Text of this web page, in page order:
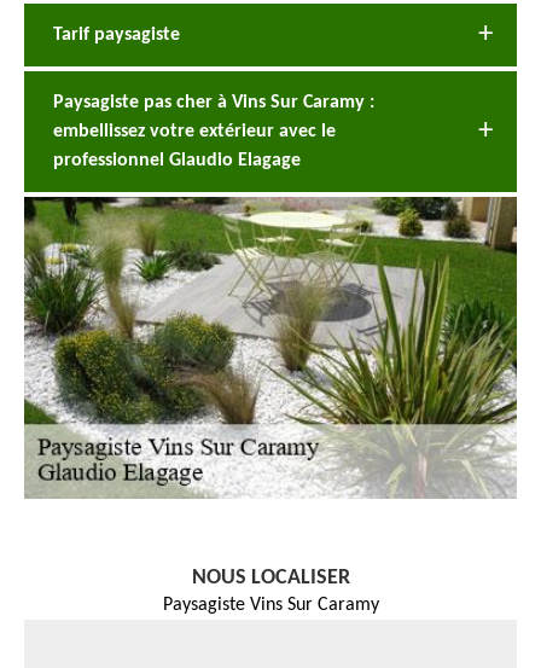
Tarif paysagiste
Paysagiste pas cher à Vins Sur Caramy :
embellissez votre extérieur avec le
professionnel Glaudio Elagage
NOUS LOCALISER
Paysagiste Vins Sur Caramy